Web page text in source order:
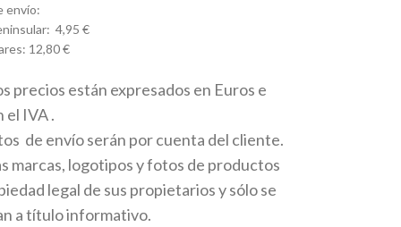
envío:
4,95 €
12,80 €
precios están expresados en Euros e
el IVA .
de envío serán por cuenta del cliente.
marcas, logotipos y fotos de productos
legal de sus propietarios y sólo se
a título informativo.